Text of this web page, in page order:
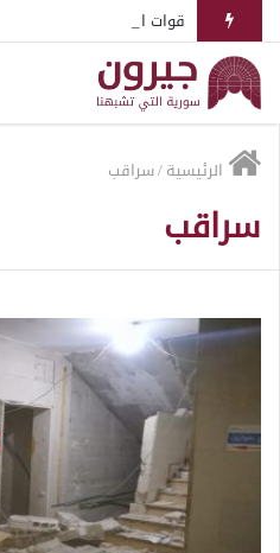
الرئيسية/سراقب
سراقب